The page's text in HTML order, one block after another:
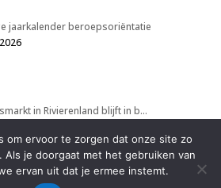
jaarkalender beroepsoriëntatie
in Rivierenland blijft in b…
om ervoor te zorgen dat onze site zo
Als je doorgaat met het gebruiken van
ervan uit dat je ermee instemt.